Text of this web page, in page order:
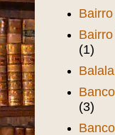
(1)
(3)